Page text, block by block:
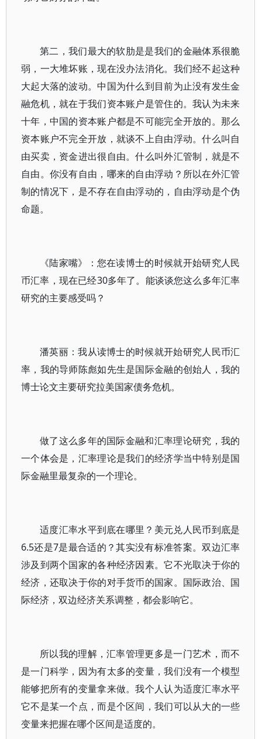
第二，我们最大的软肋是是我们的金融体系很脆
弱，一大堆坏账，现在没办法消化。我们经不起这种
大起大落的波动。中国为什么到目前为止没有发生金
融危机，就在于我们资本账户是管住的。我认为未来
十年，中国的资本账户都是不可能完全开放的。那么
资本账户不完全开放，就谈不上自由浮动。什么叫自
由买卖，资金进出很自由。什么叫外汇管制，就是不
自由。你没有自由，哪来的自由浮动？所以在外汇管
制的情况下，是不存在自由浮动的，自由浮动是个伪
命题。
《陆家嘴》：您在读博士的时候就开始研究人民
币汇率，现在已经30多年了。能谈谈您这么多年汇率
研究的主要感受吗？
潘英丽：我从读博士的时候就开始研究人民币汇
率，我的导师陈彪如先生是国际金融的创始人，我的
博士论文主要研究拉美国家债务危机。
做了这么多年的国际金融和汇率理论研究，我的
一个体会是，汇率理论是我们的经济学当中特别是国
际金融里最复杂的一个理论。
适度汇率水平到底在哪里？美元兑人民币到底是
6.5还是7是最合适的？其实没有标准答案。双边汇率
涉及到两个国家的各种经济因素。它不光取决于你的
经济，还取决于你的对手货币的国家。国际政治、国
际经济，双边经济关系调整，都会影响它。
所以我的理解，汇率管理更多是一门艺术，而不
是一门科学，因为有太多的变量，我们没有一个模型
能够把所有的变量拿来做。我个人认为适度汇率水平
它不是某一个点，而是个区间，我们可以从大的一些
变量来把握在哪个区间是适度的。